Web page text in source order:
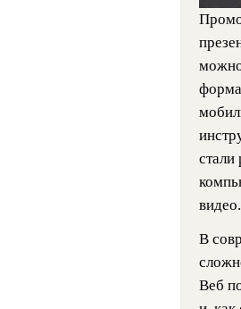
можно
видео.
В
Веб